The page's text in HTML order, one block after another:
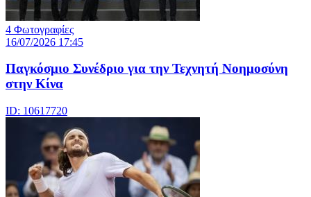
4 Φωτογραφίες
16/07/2026 17:45
Παγκόσμιο Συνέδριο για την Τεχνητή Νοημοσύνη
στην Κίνα
ID: 10617720